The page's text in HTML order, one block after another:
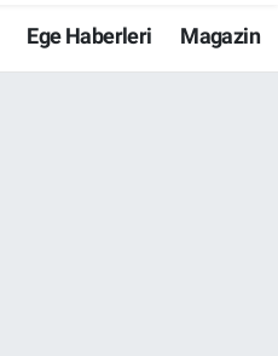
Ege Haberleri Magazin